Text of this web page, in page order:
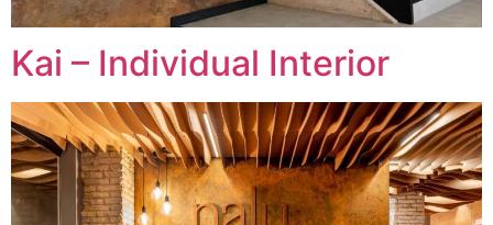
Kai – Individual Interior